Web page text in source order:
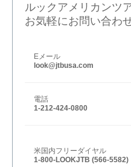
ルックアメリカンツ
お気軽にお問い合わ
Eメール
look@jtbusa.com
電話
1-212-424-0800
米国内フリーダイヤル
1-800-LOOKJTB (566-5582)